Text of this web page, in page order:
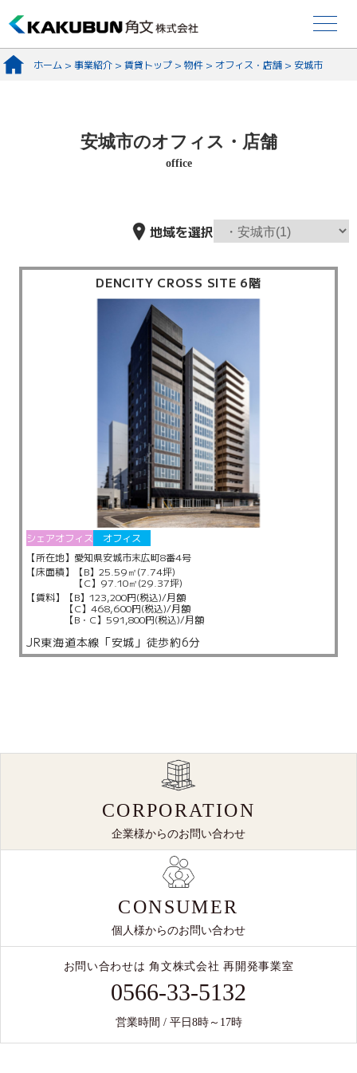
ホーム > 事業紹介 > 賃貸トップ > 物件 > オフィス・店舗 > 安城市
安城市のオフィス・店舗
office
地域を選択
DENCITY CROSS SITE 6階
シェアオフィス
オフィス
【所在地】 愛知県安城市末広町8番4号
【床面積】
【B】25.59㎡(7.74坪)
【C】97.10㎡(29.37坪)
【賃料】
【B】123,200円(税込)/月額
【C】468,600円(税込)/月額
【B・C】591,800円(税込)/月額
JR東海道本線「安城」徒歩約6分
CORPORATION
企業様からのお問い合わせ
CONSUMER
個人様からのお問い合わせ
お問い合わせは 角文株式会社 再開発事業室
0566-33-5132
営業時間 / 平日8時～17時